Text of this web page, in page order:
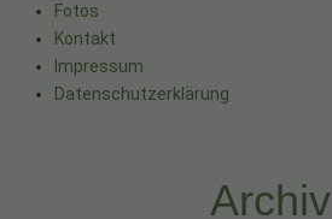
Fotos
Kontakt
Impressum
Datenschutzerklärung
Archiv